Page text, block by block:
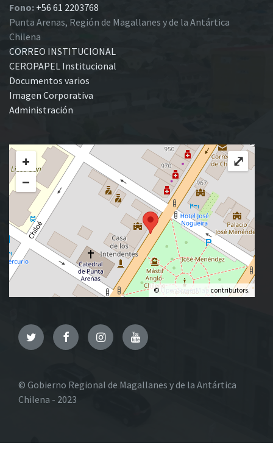
Fono: +56 61 2203768
Punta Arenas, Región de Magallanes y de la Antártica
Chilena
CORREO INSTITUCIONAL
CEROPAPEL Institucional
Documentos varios
Imagen Corporativa
Administración
+
−
© OpenStreetMap contributors.
⤢
TwitterFacebookInstagramYouTube
© Gobierno Regional de Magallanes y de la Antártica
Chilena - 2023